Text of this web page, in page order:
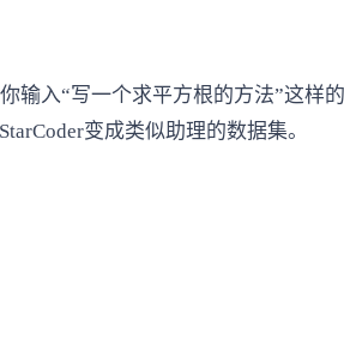
入“写一个求平方根的方法”这
变成类似助理的数据集。